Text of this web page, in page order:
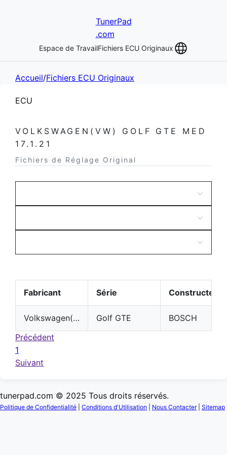
TunerPad
.com
Espace de TravailFichiers ECU Originaux
Accueil/Fichiers ECU Originaux
ECU
VOLKSWAGEN(VW) GOLF GTE MED
17.1.21
Fichiers de Réglage Original
Fabricant Série Constructeur
Volkswagen(VW) Golf GTE
BOSCH
Précédent
1
Suivant
tunerpad.com © 2025 Tous droits réservés.
Politique de Confidentialité Conditions d'Utilisation Nous Contacter| Sitemap